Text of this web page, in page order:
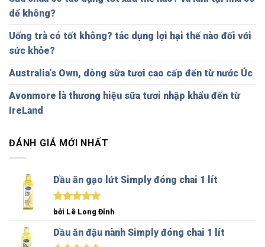
dể không?
Uống trà có tốt không? tác dụng lợi hại thế nào đối với
sức khỏe?
Australia’s Own, dòng sữa tươi cao cấp đến từ nước Úc
Avonmore là thương hiệu sữa tươi nhập khẩu đến từ
IreLand
ĐÁNH GIÁ MỚI NHẤT
Dầu ăn gạo lứt Simply đóng chai 1 lít
Được xếp
sao
bởi Lê Long Đỉnh
Dầu ăn đậu nành Simply đóng chai 1 lít